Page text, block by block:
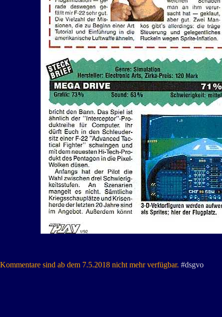
Kommentare sind ab dem 7.5.2018 nicht mehr verfügbar. #dsgvo